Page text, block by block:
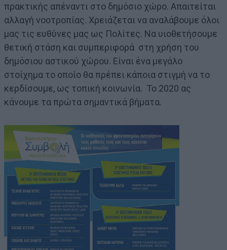
πρακτικής απέναντι στο δημόσιο χώρο. Απαιτείται
αλλαγή νοοτροπίας. Χρειάζεται να αναλάβουμε όλοι
μας τις ευθύνες μας ως Πολίτες. Να υιοθετήσουμε
θετική στάση και συμπεριφορά στη χρήση του
δημόσιου αστικού χώρου. Είναι ένα μεγάλο
στοίχημα το οποίο θα πρέπει κάποια στιγμή να το
κερδίσουμε, ως τοπική κοινωνία. Το 2020 ας
κάνουμε τα πρώτα σημαντικά βήματα.